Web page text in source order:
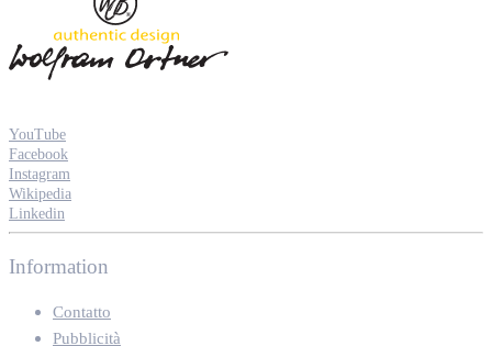
YouTube
Facebook
Instagram
Wikipedia
Linkedin
Information
Contatto
Pubblicità